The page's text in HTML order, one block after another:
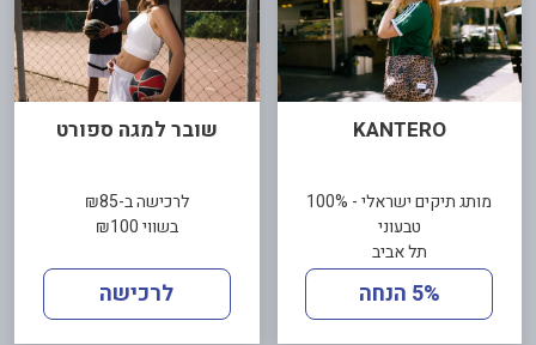
KANTERO
מותג תיקים ישראלי - 100%
טבעוני
תל אביב
5% הנחה
שובר למגה ספורט
לרכישה ב-₪85
בשווי ₪100
לרכישה